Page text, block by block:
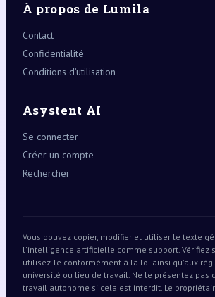
À propos de Lumila
Contact
Confidentialité
Conditions d’utilisation
Asystent AI
Se connecter
Créer un compte
Rechercher
Vous pouvez copier, modifier et utiliser le texte
l'intelligence artificielle comme support. Vérifiez
utilisez-le conformément à la loi ainsi qu'aux
université ou lieu de travail. Ne le présentez pas
travail autonome si cela est interdit. Le